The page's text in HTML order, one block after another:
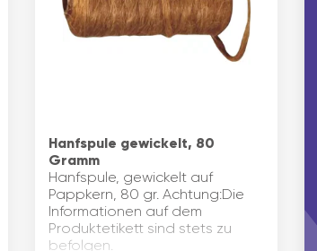
Hanfspule gewickelt, 80
Gramm
Hanfspule, gewickelt auf
Pappkern, 80 gr. Achtung:Die
Informationen auf dem
Produktetikett sind stets zu
befolgen.